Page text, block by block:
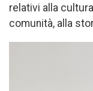
relativi alla
comunità, alla